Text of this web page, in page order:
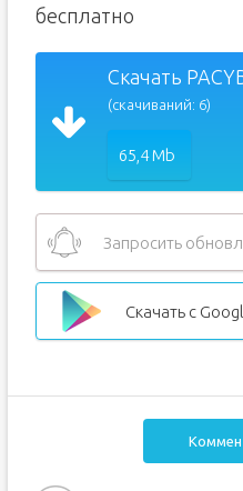
бесплатно
Скачать
(скачиваний: 6)
65,4 Mb
Запросить
Скачать с